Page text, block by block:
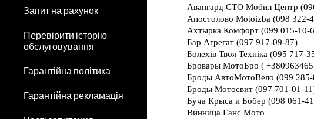
Запит на рахунок
Перевірити історію
обслуговування
Гарантійна політика
Гарантійна рекламація